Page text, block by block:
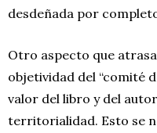
desdeñada por
Otro aspecto que
objetividad del “comité
valor del libro y del
territorialidad. Esto se